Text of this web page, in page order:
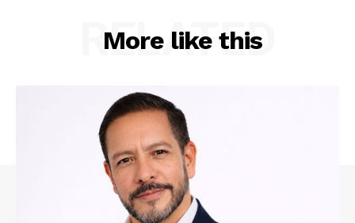
More like this
RELATED